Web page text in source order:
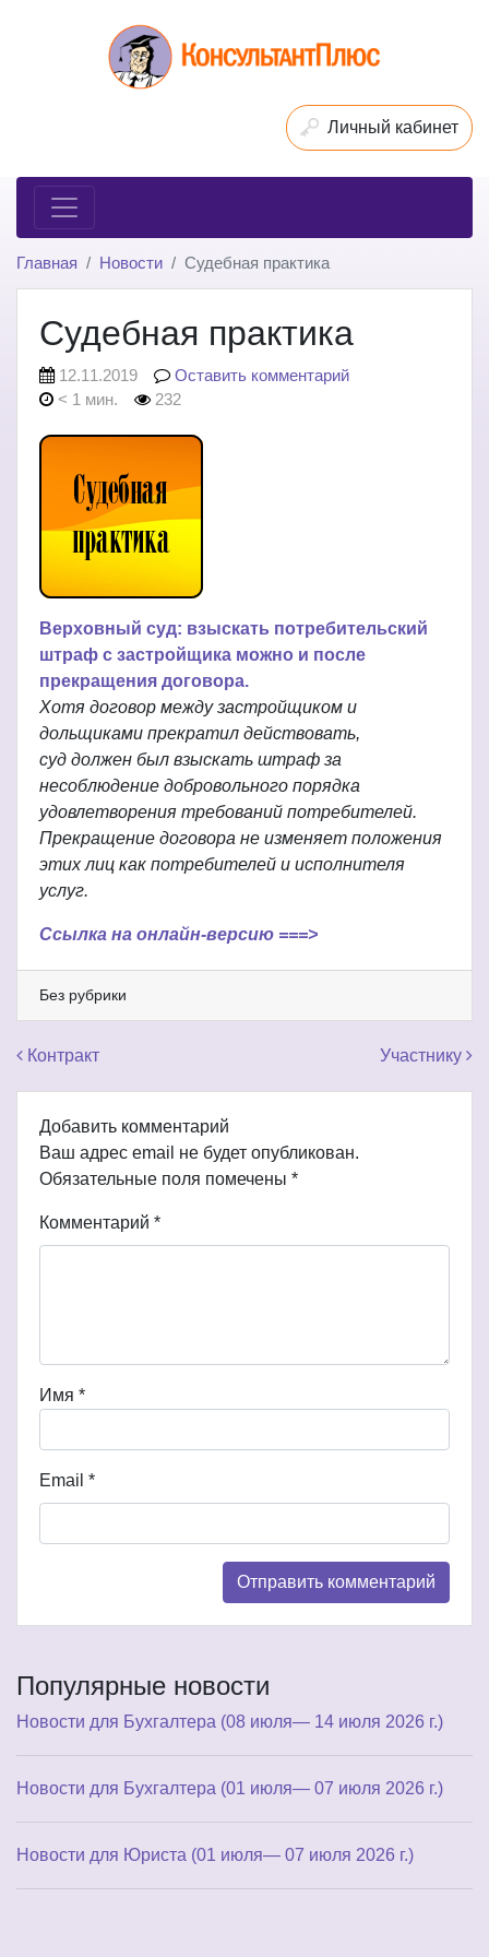
Личный кабинет
Главная Новости Судебная практика
Судебная практика
12.11.2019
Оставить комментарий
< 1 мин.
232
Верховный суд: взыскать потребительский
штраф с застройщика можно и после
прекращения договора.
Хотя договор между застройщиком и
дольщиками прекратил действовать,
суд должен был взыскать штраф за
несоблюдение добровольного порядка
удовлетворения требований потребителей.
Прекращение договора не изменяет положения
этих лиц как потребителей и исполнителя
услуг.
Ссылка на онлайн-версию ===>
Без рубрики
Навигация по записям
Контракт Участнику
Добавить комментарий
Ваш адрес email не будет опубликован.
Обязательные поля помечены *
Комментарий *
Имя *
Email *
Популярные новости
Новости для Бухгалтера (08 июля— 14 июля 2026 г.)
Новости для Бухгалтера (01 июля— 07 июля 2026 г.)
Новости для Юриста (01 июля— 07 июля 2026 г.)